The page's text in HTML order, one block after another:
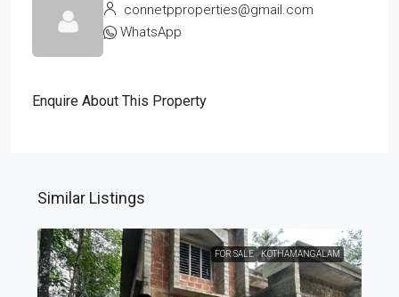
connetpproperties@gmail.com
WhatsApp
Enquire About This Property
Similar Listings
FOR SALE KOTHAMANGALAM